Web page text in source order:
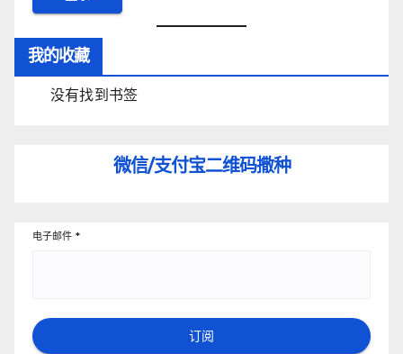
我的收藏
没有找到书签
微信/支付宝二维码撒种
电子邮件 *
订阅